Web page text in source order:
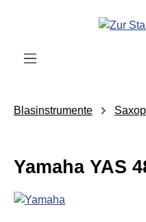
Zum Hauptinhalt springen
Blasinstrumente
Yamaha YAS